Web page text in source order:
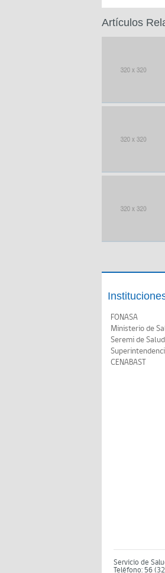
Artículos
FONASA
Ministerio de
Seremi de Salud
CENABAST
Servicio de
Teléfono: 56